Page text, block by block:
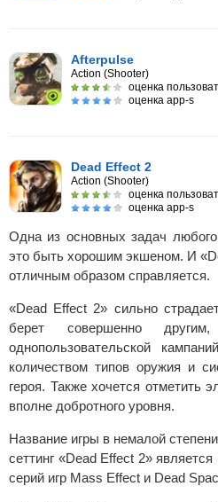
Afterpulse
Action (Shooter)
оценка
оценка app-s
Dead Effect 2
Action (Shooter)
оценка
оценка app-s
Одна из основных задач
это быть хорошим экшеном. И
отличным образом справляется.
«Dead Effect 2» сильно
берет совершенно
однопользовательской
количеством типов оружия и
героя. Также хочется отметить
вполне добротного уровня.
Название игры в немалой
сеттинг «Dead Effect 2»
серий игр Mass Effect и Dead